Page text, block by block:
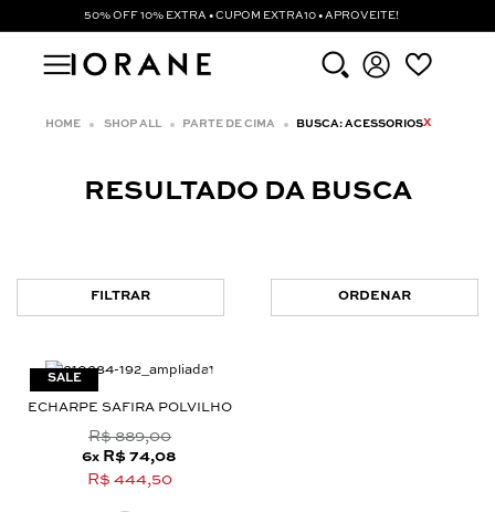
50% OFF 10% EXTRA • CUPOM EXTRA10 • APROVEITE!
SHOP ALL PARTE DE CIMA BUSCA: ACESSORIOSX
RESULTADO DA BUSCA
FILTRAR ORDENAR
ECHARPE SAFIRA POLVILHO
R$ 889,00
6x R$ 74,08
R$ 444,50